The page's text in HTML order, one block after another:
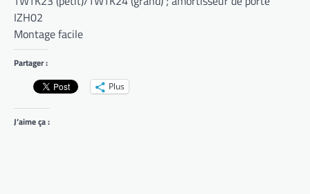
IZH02
Montage facile
Partager :
Plus
J’aime ça :